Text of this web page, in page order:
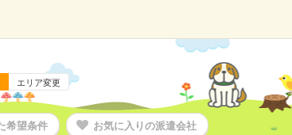
エリア変更
希望条件 お気に入りの派遣会社